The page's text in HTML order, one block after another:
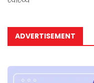
ADVERTISEMENT